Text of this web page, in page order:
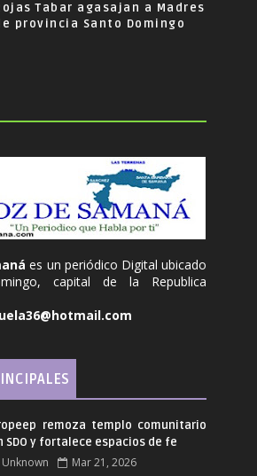
Tabar agasajan a Madres
provincia Santo Domingo
es un periódico Digital ubicado
capital de la Republica
remoza templo comunitario
SDO y fortalece espacios de fe
Unknown Mar 21, 2026